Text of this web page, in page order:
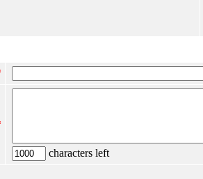
characters left